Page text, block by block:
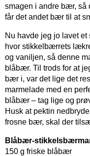
smagen i andre bær, så
får det andet bær til at
Nu havde jeg jo lavet et
hvor stikkelbærrets
og vaniljen, så denne
blåbær. Til trods for at
bær i, var det lige det
marmelade med en
blåbær – tag lige og
Husk at pektin
frosne bær, skal der
Blåbær-
150 g friske blåbær